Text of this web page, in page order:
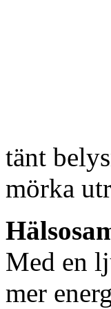
tänt
mörka
Med en
mer